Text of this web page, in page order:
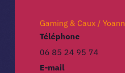
Gaming & Caux / Yoann
Téléphone
06 85 24 95 74
E-mail